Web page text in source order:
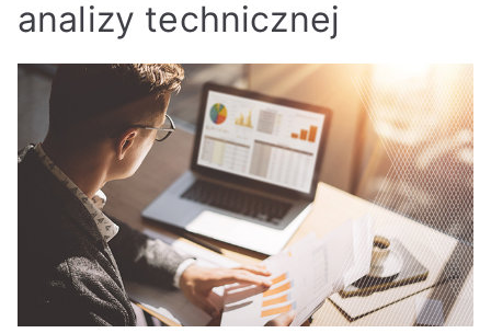
analizy technicznej